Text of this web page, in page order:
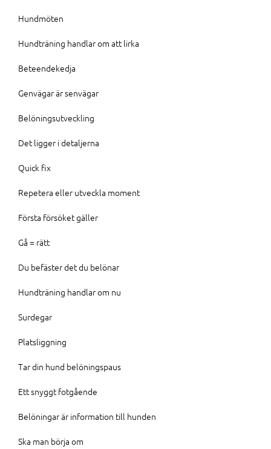
Hundmöten
Hundträning handlar om att lirka
Beteendekedja
Genvägar är senvägar
Belöningsutveckling
Det ligger i detaljerna
Quick fix
Repetera eller utveckla moment
Första försöket gäller
Gå = rätt
Du befäster det du belönar
Hundträning handlar om nu
Surdegar
Platsliggning
Tar din hund belöningspaus
Ett snyggt fotgående
Belöningar är information till hunden
Ska man börja om